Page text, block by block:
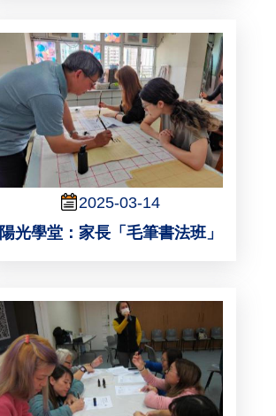
2025-03-14
陽光學堂：家長「毛筆書法班」